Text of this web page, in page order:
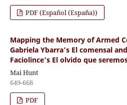
PDF (Español (España))
Mapping the Memory of Armed
Gabriela Ybarra’s El comensal
Faciolince’s El olvido que
Mai Hunt
649-668
PDF